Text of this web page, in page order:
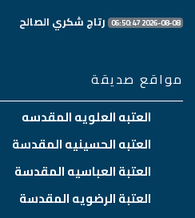
2026-08-08 06:50:47 رتاج شكري الصالح
مواقع صديقة
العتبه العلويه المقدسه
العتبه الحسينيه المقدسة
العتبة العباسيه المقدسة
العتبة الرضويه المقدسة